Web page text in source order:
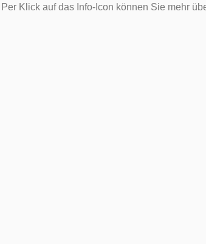
Klick auf das Info-Icon können Sie mehr